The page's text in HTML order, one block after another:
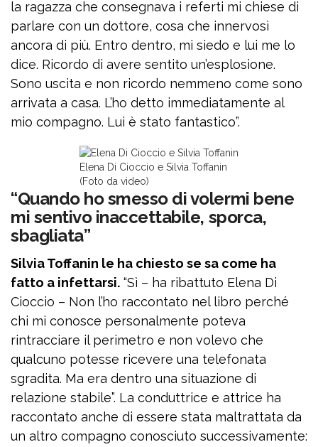
la ragazza che consegnava i referti mi chiese di
parlare con un dottore, cosa che innervosì
ancora di più. Entro dentro, mi siedo e lui me lo
dice. Ricordo di avere sentito un’esplosione.
Sono uscita e non ricordo nemmeno come sono
arrivata a casa. L’ho detto immediatamente al
mio compagno. Lui è stato fantastico”.
Elena Di Cioccio e Silvia Toffanin
(Foto da video)
“Quando ho smesso di volermi bene
mi sentivo inaccettabile, sporca,
sbagliata”
Silvia Toffanin le ha chiesto se sa come ha
fatto a infettarsi. “Sì – ha ribattuto Elena Di
Cioccio – Non l’ho raccontato nel libro perché
chi mi conosce personalmente poteva
rintracciare il perimetro e non volevo che
qualcuno potesse ricevere una telefonata
sgradita. Ma era dentro una situazione di
relazione stabile”. La conduttrice e attrice ha
raccontato anche di essere stata maltrattata da
un altro compagno conosciuto successivamente: